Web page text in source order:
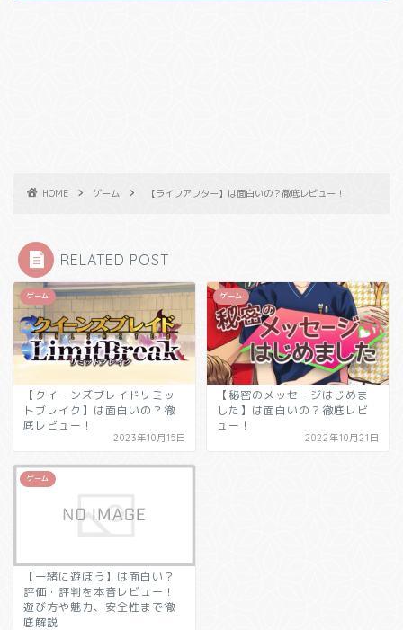
HOME ゲーム 【ライフアフター】は面白いの？徹底レビュー！
RELATED POST
ゲーム
【クイーンズブレイドリミッ
トブレイク】は面白いの？徹
底レビュー！
2023年10月15日
ゲーム
【秘密のメッセージはじめま
した】は面白いの？徹底レビ
ュー！
2022年10月21日
ゲーム
【一緒に遊ぼう】は面白い？
評価・評判を本音レビュー！
遊び方や魅力、安全性まで徹
底解説